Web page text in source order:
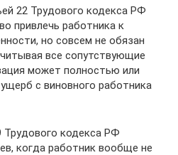
22 Трудового кодекса РФ
привлечь работника к
но совсем не обязан
все сопутствующие
может полностью или
с виновного работника
Трудового кодекса РФ
когда работник вообще не